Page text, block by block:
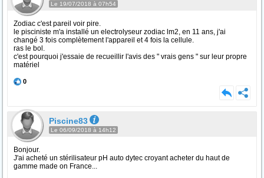
Le 19/07/2018 à 07h54
Zodiac c'est pareil voir pire.
le pisciniste m'a installé un electrolyseur zodiac lm2, en 11 ans, j'ai
changé 3 fois complètement l'appareil et 4 fois la cellule.
ras le bol.
c'est pourquoi j'essaie de recueillir l'avis des " vrais gens " sur leur propre
matériel
0
Piscine83
Le 06/09/2018 à 14h12
Bonjour.
J'ai acheté un stérilisateur pH auto dytec croyant acheter du haut de
gamme made on France...